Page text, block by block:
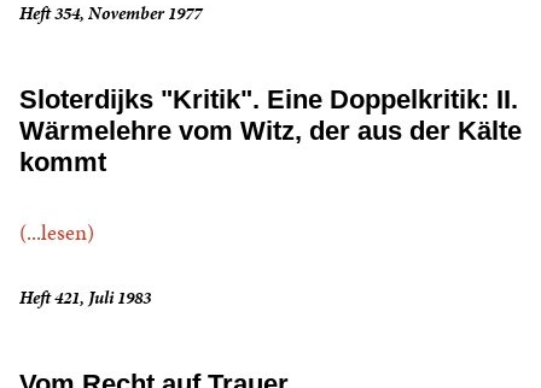
Heft 354, November 1977
Sloterdijks "Kritik". Eine Doppelkritik: II.
Wärmelehre vom Witz, der aus der Kälte
kommt
(...lesen)
Heft 421, Juli 1983